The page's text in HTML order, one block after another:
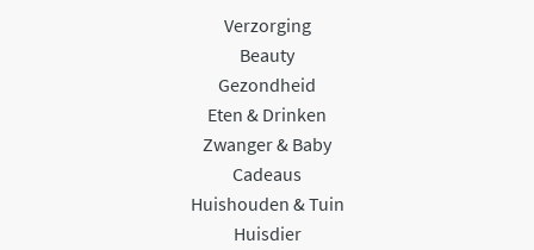
Verzorging
Beauty
Gezondheid
Eten & Drinken
Zwanger & Baby
Cadeaus
Huishouden & Tuin
Huisdier